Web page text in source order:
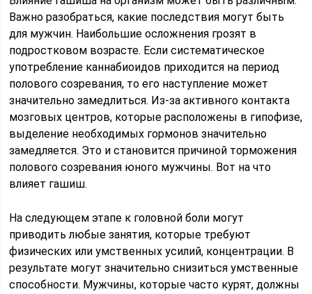
Важно разобраться, какие последствия могут быть
для мужчин. Наибольшие осложнения грозят в
подростковом возрасте. Если систематическое
употребление каннабиоидов приходится на период
полового созревания, то его наступление может
значительно замедлиться. Из-за активного контакта
мозговых центров, которые расположены в гипофизе,
выделение необходимых гормонов значительно
замедляется. Это и становится причиной торможения
полового созревания юного мужчины. Вот на что
влияет гашиш.
На следующем этапе к головной боли могут
приводить любые занятия, которые требуют
физических или умственных усилий, концентрации. В
результате могут значительно снизиться умственные
способности. Мужчины, которые часто курят, должны